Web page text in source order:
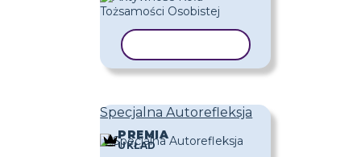
Specjalna Autorefleksja
PREMIA
UKŁAD